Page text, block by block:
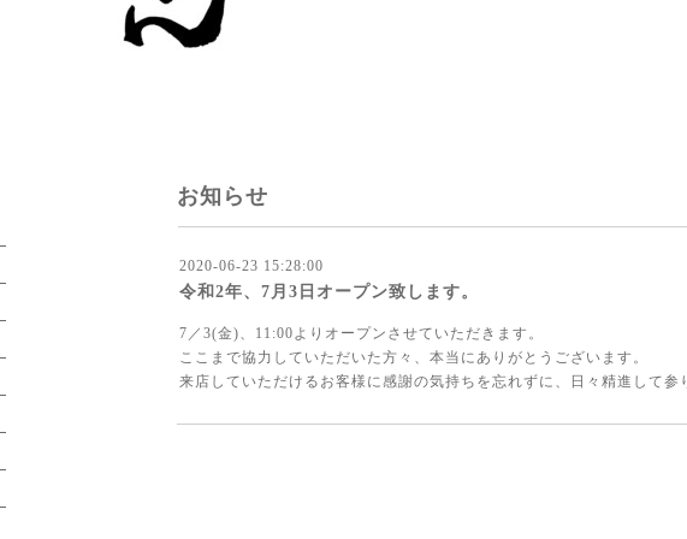
お知らせ
2020-06-23 15:28:00
令和2年、7月3日オープン致します。
7／3(金)、11:00よりオープンさせていただきます。
ここまで協力していただいた方々、本当にありがとうございます。
来店していただけるお客様に感謝の気持ちを忘れずに、日々精進して参